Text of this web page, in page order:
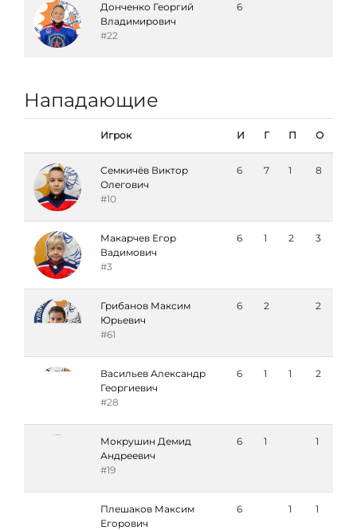
Донченко Георгий
Владимирович
#22
6
Нападающие
Игрок И Г П О
Семкичёв Виктор
Олегович
#10
6 7 1 8
Макарчев Егор
Вадимович
#3
6 1 2 3
Грибанов Максим
Юрьевич
#61
6 2 2
Васильев Александр
Георгиевич
#28
6 1 1 2
Мокрушин Демид
Андреевич
#19
6 1 1
Плешаков Максим
Егорович
6 1 1